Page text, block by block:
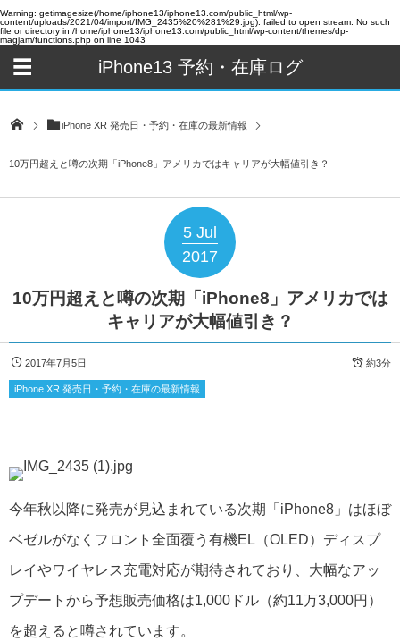
Warning: getimagesize(/home/iphone13/iphone13.com/public_html/wp-
content/uploads/2021/04/import/IMG_2435%20%281%29.jpg): failed to open stream: No such
file or directory in /home/iphone13/iphone13.com/public_html/wp-content/themes/dp-
magjam/functions.php on line 1043
iPhone13 予約・在庫ログ
iPhone XR 発売日・予約・在庫の最新情報
10万円超えと噂の次期「iPhone8」アメリカではキャリアが大幅値引き？
5 Jul
2017
10万円超えと噂の次期「iPhone8」アメリカでは
キャリアが大幅値引き？
2017年7月5日 約3分
iPhone XR 発売日・予約・在庫の最新情報
今年秋以降に発売が見込まれている次期「iPhone8」はほぼ
ベゼルがなくフロント全面覆う有機EL（OLED）ディスプ
レイやワイヤレス充電対応が期待されており、大幅なアッ
プデートから予想販売価格は1,000ドル（約11万3,000円）
を超えると噂されています。